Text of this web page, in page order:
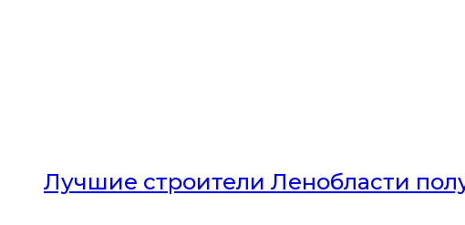
Лучшие строители Ленобласти